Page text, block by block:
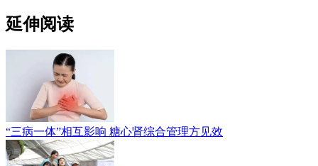
延伸阅读
“三病一体”相互影响 糖心肾综合管理方见效